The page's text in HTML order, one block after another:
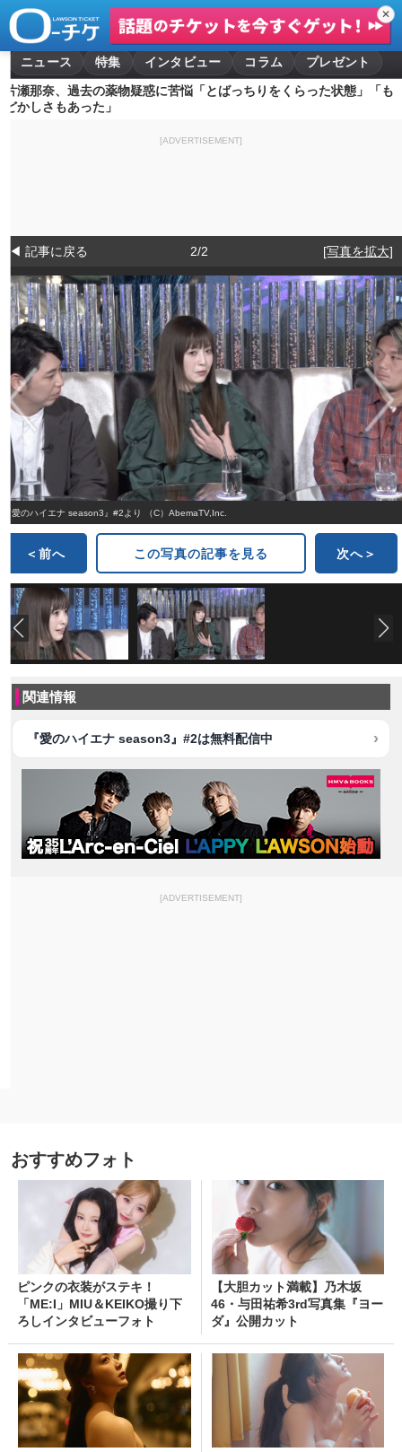
✕
ニュース 特集 インタビュー コラム
プレゼント
片瀬那奈、過去の薬物疑惑に苦悩「とばっちりをくらった状態」「も
どかしさもあった」
[ADVERTISEMENT]
◀ 記事に戻る 2/2 [写真を拡大]
『愛のハイエナ season3』#2より （C）AbemaTV,Inc.
＜前へ この写真の記事を見る 次へ＞
関連情報
『愛のハイエナ season3』#2は無料配信中
[ADVERTISEMENT]
おすすめフォト
ピンクの衣装がステキ！
「ME:I」MIU＆KEIKO撮り下
ろしインタビューフォト
【大胆カット満載】乃木坂
46・与田祐希3rd写真集『ヨー
ダ』公開カット